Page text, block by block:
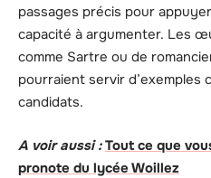
passages précis pour
capacité à argumenter. Les
comme Sartre ou de
pourraient servir
candidats.
A voir aussi : Tout ce que
pronote du lycée Woillez